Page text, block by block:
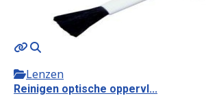
Lenzen
Reinigen optische oppervl...